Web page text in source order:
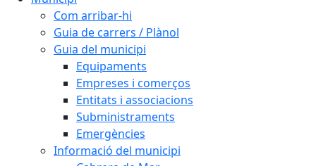
Com arribar-hi
Guia de carrers / Plànol
Guia del municipi
Equipaments
Empreses i comerços
Entitats i associacions
Subministraments
Emergències
Informació del municipi